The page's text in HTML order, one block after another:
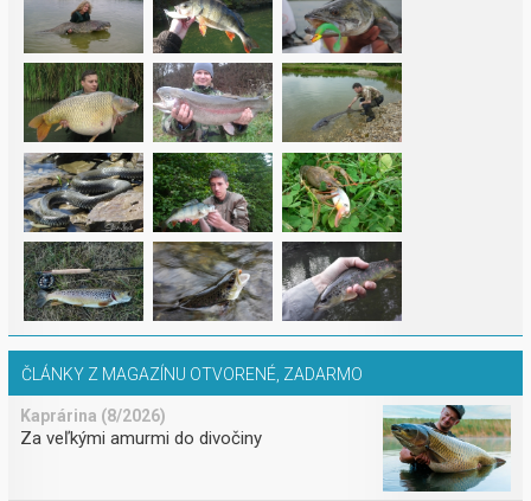
ČLÁNKY Z MAGAZÍNU OTVORENÉ, ZADARMO
Kaprárina (8/2026)
Za veľkými amurmi do divočiny